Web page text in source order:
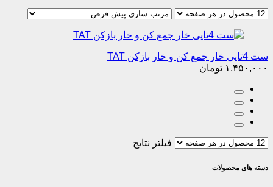
ست 4تایی خار جمع کن و خار بازکن TAT
۱,۴۵۰,۰۰۰ تومان
فیلتر نتایج
دسته های محصولات